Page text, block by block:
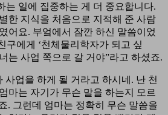
는 일에 집중하는 게 더 중요합니다.
한 지식을 처음으로 지적해 준 사람
어요. 부엌에서 잠깐 하신 말씀이었
구에게 ‘천체물리학자가 되고 싶
는 사업 쪽으로 갈 거야”라고 하셨죠.
사업을 하게 될 거라고 하시네. 난 천
마는 자기가 무슨 말을 하는지 모르
. 그런데 엄마는 정확히 무슨 말씀을